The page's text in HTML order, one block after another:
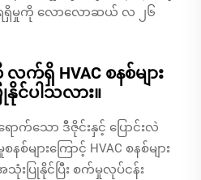
ရရှိမှုကို လောလောဆယ် လ ၂၆
လက်ရှိ HVAC စနစ်များ
နိုင်ပါသလား။
ာက်သော ဒီဇိုင်းနှင့် ပြောင်းလဲ
ျားကြောင့် HVAC စနစ်များ
ပြုနိုင်ပြီး စက်မှုလုပ်ငန်း